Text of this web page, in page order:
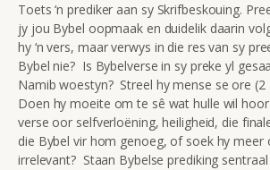
Toets ‘n prediker aan sy Skrifbeskouing.
jy jou Bybel oopmaak en duidelik daarin
hy ‘n vers, maar verwys in die res van sy
Bybel nie? Is Bybelverse in sy preke yl
Namib woestyn? Streel hy mense se ore (2
Doen hy moeite om te sê wat hulle wil
verse oor selfverloëning, heiligheid, die
die Bybel vir hom genoeg, of soek hy meer
irrelevant? Staan Bybelse prediking